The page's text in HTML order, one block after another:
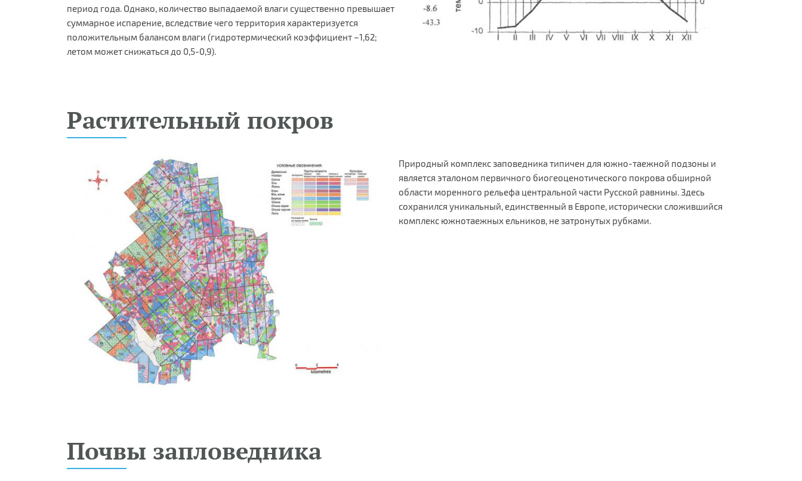
период года. Однако, количество выпадаемой влаги существенно превышает
суммарное испарение, вследствие чего территория характеризуется
положительным балансом влаги (гидротермический коэффициент –1,62;
летом может снижаться до 0,5-0,9).
Растительный покров
Природный комплекс заповедника типичен для южно-таежной подзоны и
является эталоном первичного биогеоценотического покрова обширной
области моренного рельефа центральной части Русской равнины. Здесь
сохранился уникальный, единственный в Европе, исторически сложившийся
комплекс южнотаежных ельников, не затронутых рубками.
Почвы запловедника